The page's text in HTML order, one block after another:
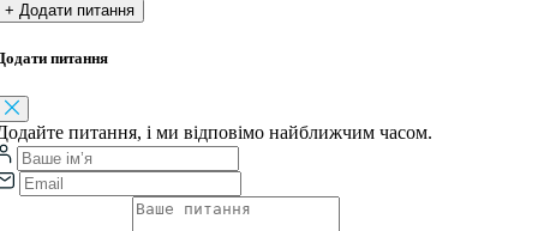
+ Додати питання
питання
питання, і ми відповімо найближчим часом.